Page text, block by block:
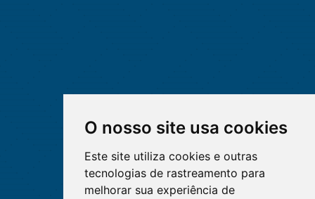
O nosso site usa cookies
Este site utiliza cookies e outras
tecnologias de rastreamento para
melhorar sua experiência de